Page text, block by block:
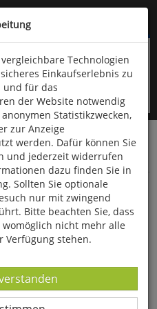
9323-960
Zeitschriften
auf See
Technologien
Einkaufserlebnis zu
und für das
der Website notwendig
Statistikzwecken,
zur Anzeige
werden. Dafür können Sie
und jederzeit widerrufen
dazu finden Sie in
Sollten Sie optionale
nur mit zwingend
Bitte beachten Sie, dass
nicht mehr alle
Verfügung stehen.
-